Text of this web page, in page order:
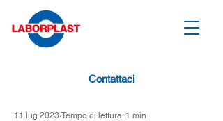
Contattaci
11 lug 2023 Tempo di lettura: 1 min